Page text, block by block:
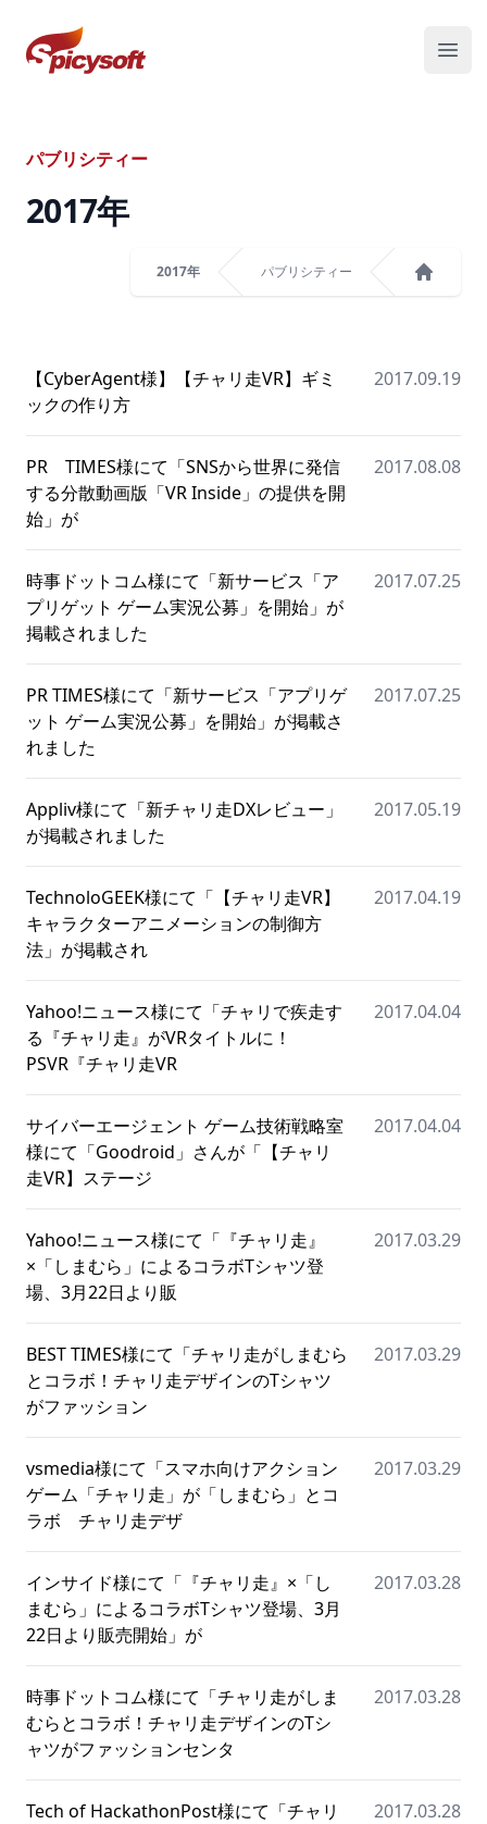
スパイシーソフト株式会社
メニ
パブリシティー
2017年
2017年 パブリシティー
【CyberAgent様】【チャリ走VR】ギミ
ックの作り方
2017.09.19
PR TIMES様にて「SNSから世界に発信
する分散動画版「VR Inside」の提供を開
始」が
2017.08.08
時事ドットコム様にて「新サービス「ア
プリゲット ゲーム実況公募」を開始」が
掲載されました
2017.07.25
PR TIMES様にて「新サービス「アプリゲ
ット ゲーム実況公募」を開始」が掲載さ
れました
2017.07.25
Appliv様にて「新チャリ走DXレビュー」
が掲載されました
2017.05.19
TechnoloGEEK様にて「【チャリ走VR】
キャラクターアニメーションの制御方
法」が掲載され
2017.04.19
Yahoo!ニュース様にて「チャリで疾走す
る『チャリ走』がVRタイトルに！
PSVR『チャリ走VR
2017.04.04
サイバーエージェント ゲーム技術戦略室
様にて「Goodroid」さんが「【チャリ
走VR】ステージ
2017.04.04
Yahoo!ニュース様にて「『チャリ走』
×「しまむら」によるコラボTシャツ登
場、3月22日より販
2017.03.29
BEST TIMES様にて「チャリ走がしまむら
とコラボ！チャリ走デザインのTシャツ
がファッション
2017.03.29
vsmedia様にて「スマホ向けアクション
ゲーム「チャリ走」が「しまむら」とコ
ラボ チャリ走デザ
2017.03.29
インサイド様にて「『チャリ走』×「し
まむら」によるコラボTシャツ登場、3月
22日より販売開始」が
2017.03.28
時事ドットコム様にて「チャリ走がしま
むらとコラボ！チャリ走デザインのTシ
ャツがファッションセンタ
2017.03.28
Tech of HackathonPost様にて「チャリ
2017.03.28